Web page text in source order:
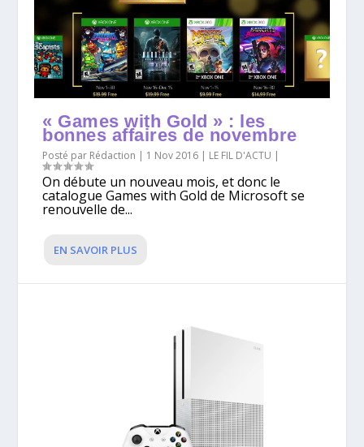
« Games with Gold » : les
bonnes affaires de novembre
Posté par Rédaction | 1 Nov 2016 | LE FIL D'ACTU |
On débute un nouveau mois, et donc le
catalogue Games with Gold de Microsoft se
renouvelle de...
EN SAVOIR PLUS